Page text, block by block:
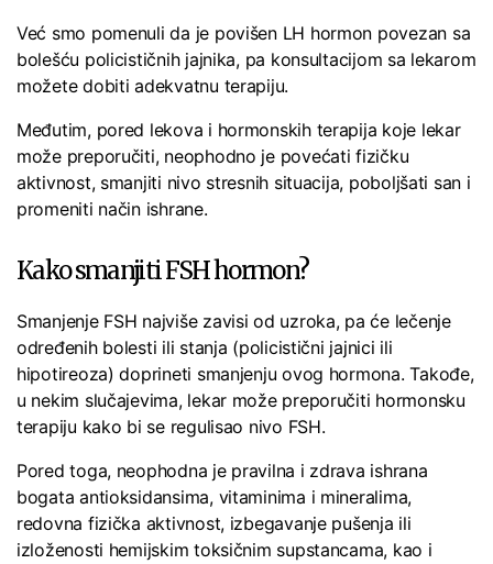
Već smo pomenuli da je povišen LH hormon povezan sa
bolešću policističnih jajnika, pa konsultacijom sa lekarom
možete dobiti adekvatnu terapiju.
Međutim, pored lekova i hormonskih terapija koje lekar
može preporučiti, neophodno je povećati fizičku
aktivnost, smanjiti nivo stresnih situacija, poboljšati san i
promeniti način ishrane.
Kako smanjiti FSH hormon?
Smanjenje FSH najviše zavisi od uzroka, pa će lečenje
određenih bolesti ili stanja (policistični jajnici ili
hipotireoza) doprineti smanjenju ovog hormona. Takođe,
u nekim slučajevima, lekar može preporučiti hormonsku
terapiju kako bi se regulisao nivo FSH.
Pored toga, neophodna je pravilna i zdrava ishrana
bogata antioksidansima, vitaminima i mineralima,
redovna fizička aktivnost, izbegavanje pušenja ili
izloženosti hemijskim toksičnim supstancama, kao i